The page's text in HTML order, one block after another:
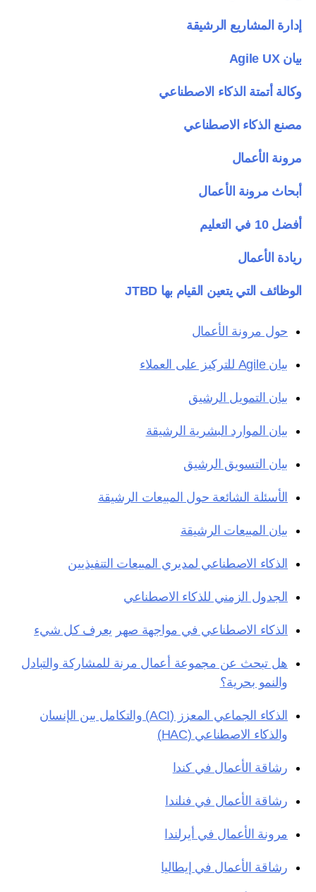
إدارة المشاريع الرشيقة
بيان Agile UX
وكالة أتمتة الذكاء الاصطناعي
مصنع الذكاء الاصطناعي
مرونة الأعمال
أبحاث مرونة الأعمال
أفضل 10 في التعليم
ريادة الأعمال
الوظائف التي يتعين القيام بها JTBD
حول مرونة الأعمال
بيان Agile للتركيز على العملاء
بيان التمويل الرشيق
بيان الموارد البشرية الرشيقة
بيان التسويق الرشيق
الأسئلة الشائعة حول المبيعات الرشيقة
بيان المبيعات الرشيقة
الذكاء الاصطناعي لمديري المبيعات التنفيذيين
الجدول الزمني للذكاء الاصطناعي
الذكاء الاصطناعي في مواجهة صهر يعرف كل شيء
هل تبحث عن مجموعة أعمال مرنة للمشاركة والتبادل
والنمو بحرية؟
الذكاء الجماعي المعزز (ACI) والتكامل بين الإنسان
والذكاء الاصطناعي (HAC)
رشاقة الأعمال في كندا
رشاقة الأعمال في فنلندا
مرونة الأعمال في أيرلندا
رشاقة الأعمال في إيطاليا